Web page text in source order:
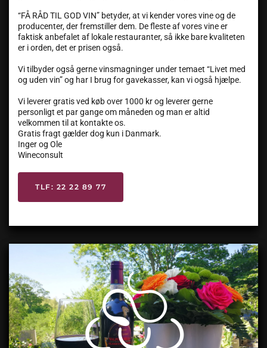
“FÅ RÅD TIL GOD VIN” betyder, at vi kender vores vine og de
producenter, der fremstiller dem. De fleste af vores vine er
faktisk anbefalet af lokale restauranter, så ikke bare kvaliteten
er i orden, det er prisen også.
Vi tilbyder også gerne vinsmagninger under temaet “Livet med
og uden vin” og har I brug for gavekasser, kan vi også hjælpe.
Vi leverer gratis ved køb over 1000 kr og leverer gerne
personligt et par gange om måneden og man er altid
velkommen til at kontakte os.
Gratis fragt gælder dog kun i Danmark.
Inger og Ole
Wineconsult
TLF: 22 22 89 77